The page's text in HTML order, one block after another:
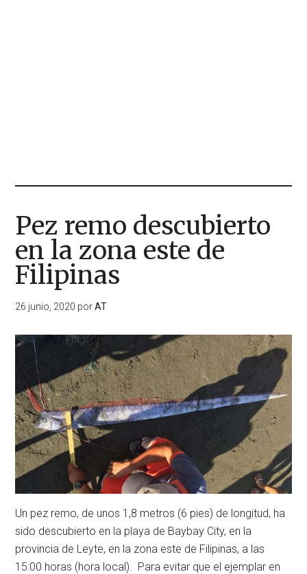
Pez remo descubierto
en la zona este de
Filipinas
26 junio, 2020 porAT
Un pez remo, de unos 1,8 metros (6 pies) de longitud, ha
sido descubierto en la playa de Baybay City, en la
provincia de Leyte, en la zona este de Filipinas, a las
15:00 horas (hora local). Para evitar que el ejemplar en